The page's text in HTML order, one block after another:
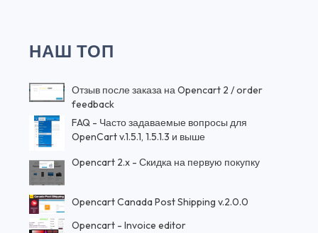
НАШ ТОП
Отзыв после заказа на Opencart 2 / order
feedback
FAQ - Часто задаваемые вопросы для
OpenCart v.1.5.1, 1.5.1.3 и выше
Opencart 2.x - Скидка на первую покупку
Opencart Canada Post Shipping v.2.0.0
Opencart - Invoice editor